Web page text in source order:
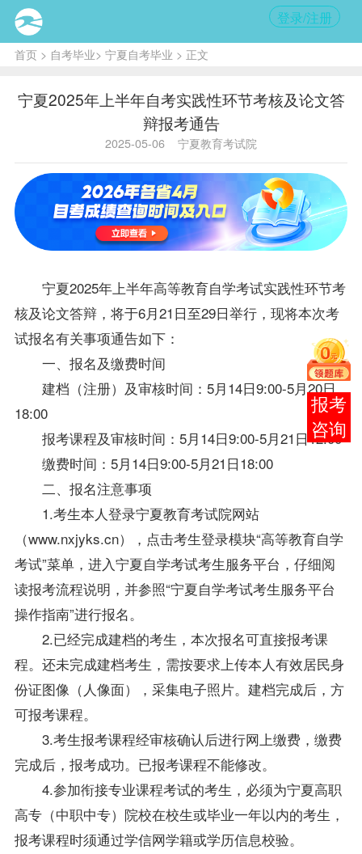
登录/注册
首页> 自考毕业> 宁夏自考毕业 > 正文
宁夏2025年上半年自考实践性环节考核及论文答
辩报考通告
2025-05-06 宁夏教育考试院
宁夏2025年上半年高等教育自学考试实践性环节考
核及论文答辩，将于6月21日至29日举行，现将本次考
试报名有关事项通告如下：
一、报名及缴费时间
建档（注册）及审核时间：5月14日9:00-5月20日
18:00
报考课程及审核时间：5月14日9:00-5月21日12:00
缴费时间：5月14日9:00-5月21日18:00
二、报名注意事项
1.考生本人登录宁夏教育考试院网站
（www.nxjyks.cn），点击考生登录模块“高等教育自学
考试”菜单，进入宁夏自学考试考生服务平台，仔细阅
读报考流程说明，并参照“宁夏自学考试考生服务平台
操作指南”进行报名。
2.已经完成建档的考生，本次报名可直接报考课
程。还未完成建档考生，需按要求上传本人有效居民身
份证图像（人像面），采集电子照片。建档完成后，方
可报考课程。
3.考生报考课程经审核确认后进行网上缴费，缴费
完成后，报考成功。已报考课程不能修改。
4.参加衔接专业课程考试的考生，必须为宁夏高职
高专（中职中专）院校在校生或毕业一年以内的考生，
报考课程时须通过学信网学籍或学历信息校验。
在线
客服